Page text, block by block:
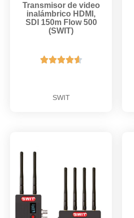
Transmisor de video
inalámbrico HDMI,
SDI 150m Flow 500
(SWIT)

SWIT